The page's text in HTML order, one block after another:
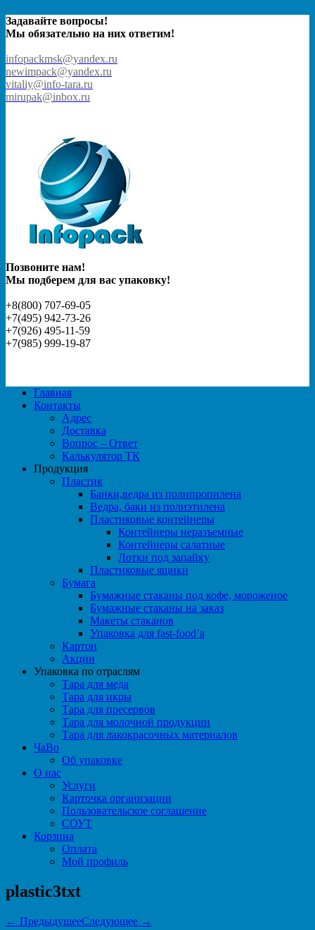
Задавайте вопросы!
Мы обязательно на них ответим!
infopackmsk@yandex.ru
newimpack@yandex.ru
vitaliy@info-tara.ru
mirupak@inbox.ru
Позвоните нам!
Мы подберем для вас упаковку!
+8(800) 707-69-05
+7(495) 942-73-26
+7(926) 495-11-59
+7(985) 999-19-87
Главная
Контакты
Адрес
Доставка
Вопрос – Ответ
Калькулятор ТК
Продукция
Пластик
Банки,ведра из полипропилена
Ведра, баки из полиэтилена
Пластиковые контейнеры
Контейнеры неразъемные
Контейнеры салатные
Лотки под запайку
Пластиковые ящики
Бумага
Бумажные стаканы под кофе, мороженое
Бумажные стаканы на заказ
Макеты стаканов
Упаковка для fast-food’а
Картон
Акции
Упаковка по отраслям
Тара для меда
Тара для икры
Тара для пресервов
Тара для молочной продукции
Тара для лакокрасочных материалов
ЧаВо
Об упаковке
О нас
Услуги
Карточка организации
Пользовательское соглашение
СОУТ
Корзина
Оплата
Мой профиль
plastic3txt
← ПредыдущееСледующее →